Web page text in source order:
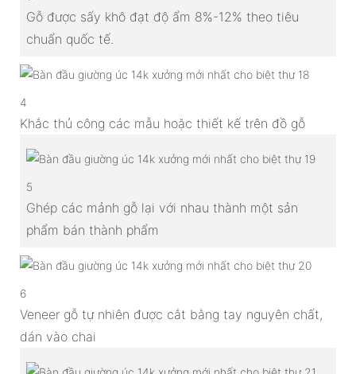
Gỗ được sấy khô đạt độ ẩm 8%-12% theo tiêu
chuẩn quốc tế.
4
Khắc thủ công các mẫu hoặc thiết kế trên đồ gỗ
5
Ghép các mảnh gỗ lại với nhau thành một sản
phẩm bán thành phẩm
6
Veneer gỗ tự nhiên được cắt bằng tay nguyên chất,
dán vào chai